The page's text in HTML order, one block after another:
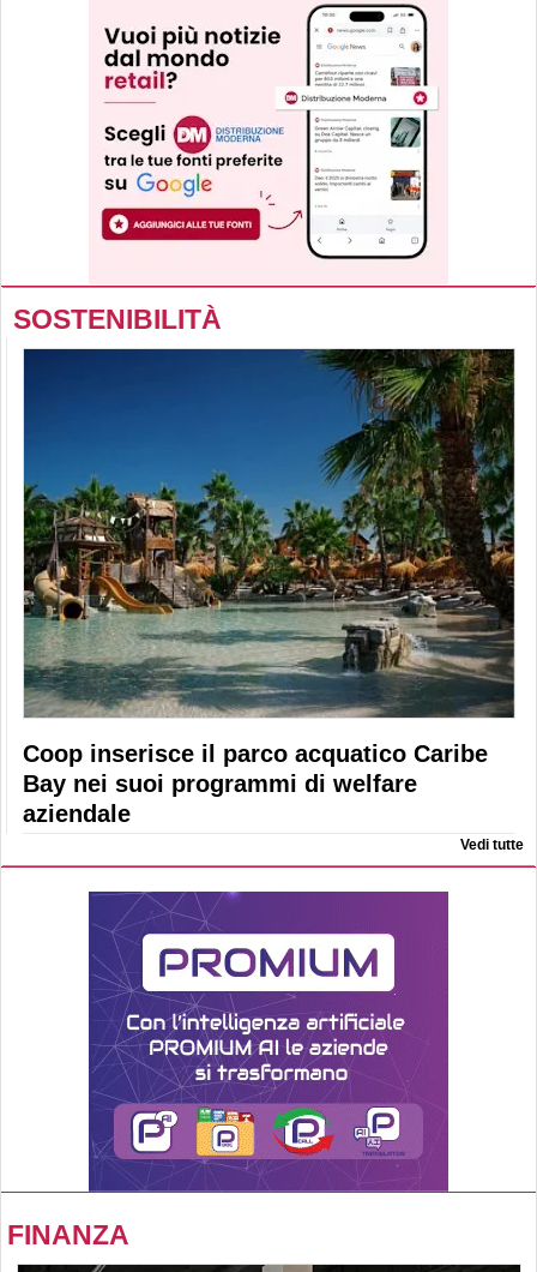
SOSTENIBILITÀ
Coop inserisce il parco acquatico Caribe
Bay nei suoi programmi di welfare
aziendale
Vedi tutte
FINANZA